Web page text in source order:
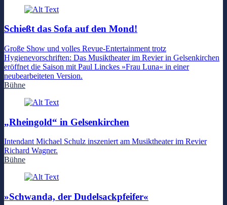
Schießt das Sofa auf den Mond!
Große Show und volles Revue-Entertainment trotz
Hygienevorschriften: Das Musiktheater im Revier in Gelsenkirchen
eröffnet die Saison mit Paul Linckes »Frau Luna« in einer
neubearbeiteten Version.
Bühne
„Rheingold“ in Gelsenkirchen
Intendant Michael Schulz inszeniert am Musiktheater im Revier
Richard Wagner.
Bühne
»Schwanda, der Dudelsackpfeifer«